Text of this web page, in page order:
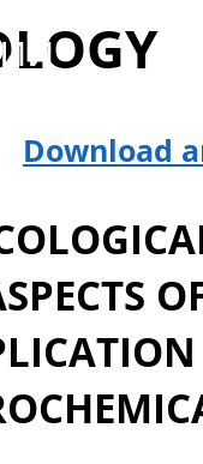
Download